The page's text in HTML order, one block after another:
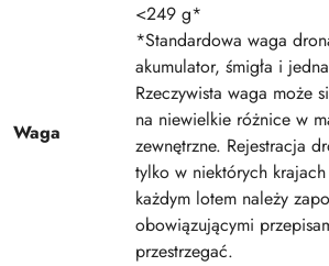
Waga
<249 g*
*Standardowa waga
akumulator, śmigła i
Rzeczywista waga może
na niewielkie różnice w
zewnętrzne. Rejestracja
tylko w niektórych
każdym lotem należy
obowiązującymi
przestrzegać.